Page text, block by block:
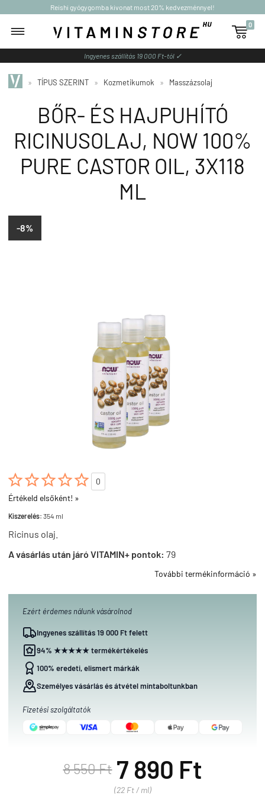
Reishi gyógygomba kivonat most 20% kedvezménnyel!

0
Ingyenes szállítás 19 000 Ft-tól ✓
» TÍPUS SZERINT » Kozmetikumok » Masszázsolaj
BŐR- ÉS HAJPUHÍTÓ
RICINUSOLAJ, NOW 100%
PURE CASTOR OIL, 3X118
ML
-8%

0
Értékeld elsőként! »
Kiszerelés: 354 ml
Ricinus olaj.
A vásárlás után járó VITAMIN+ pontok: 79
További termékinformáció »
Ezért érdemes nálunk vásárolnod
Ingyenes szállítás 19 000 Ft felett
94% ★★★★★ termékértékelés
100% eredeti, elismert márkák
Személyes vásárlás és átvétel mintaboltunkban
Fizetési szolgáltatók
8 550 Ft 7 890 Ft
(22 Ft / ml)